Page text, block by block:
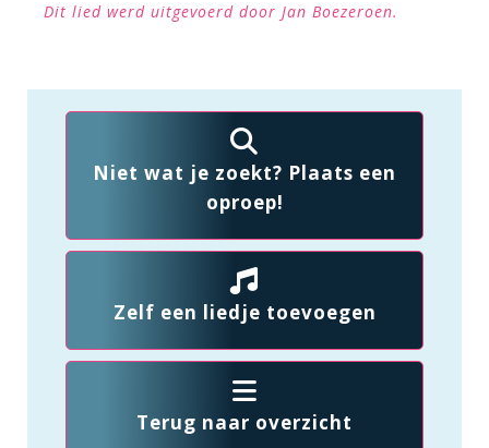
Dit lied werd uitgevoerd door Jan Boezeroen.
Niet wat je zoekt? Plaats een
oproep!
Zelf een liedje toevoegen
Terug naar overzicht